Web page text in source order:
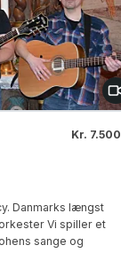
Kr. 7.500
Danmarks længst
Vi spiller et
sange og